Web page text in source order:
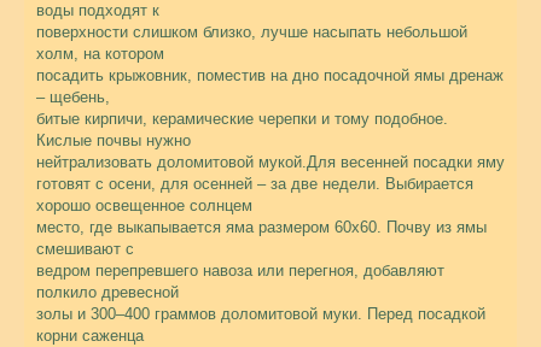
воды подходят к
поверхности слишком близко, лучше насыпать небольшой
холм, на котором
посадить крыжовник, поместив на дно посадочной ямы дренаж
– щебень,
битые кирпичи, керамические черепки и тому подобное.
Кислые почвы нужно
нейтрализовать доломитовой мукой.Для весенней посадки яму
готовят с осени, для осенней – за две недели. Выбирается
хорошо освещенное солнцем
место, где выкапывается яма размером 60х60. Почву из ямы
смешивают с
ведром перепревшего навоза или перегноя, добавляют
полкило древесной
золы и 300–400 граммов доломитовой муки. Перед посадкой
корни саженца